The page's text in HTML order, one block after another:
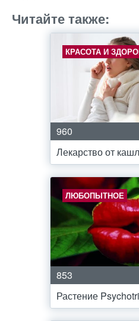
Читайте также:
КРАСОТА И
960
Лекарство от
ЛЮБОПЫТНОЕ
853
Растение